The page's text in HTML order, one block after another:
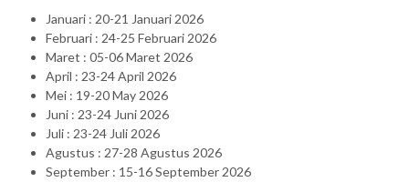
Januari : 20-21 Januari 2026
Februari : 24-25 Februari 2026
Maret : 05-06 Maret 2026
April : 23-24 April 2026
Mei : 19-20 May 2026
Juni : 23-24 Juni 2026
Juli : 23-24 Juli 2026
Agustus : 27-28 Agustus 2026
September : 15-16 September 2026